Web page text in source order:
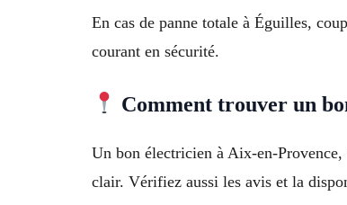
En cas de panne totale à Éguilles,
courant en sécurité.
Comment trouver un
Un bon électricien à Aix-en-
clair. Vérifiez aussi les avis et la